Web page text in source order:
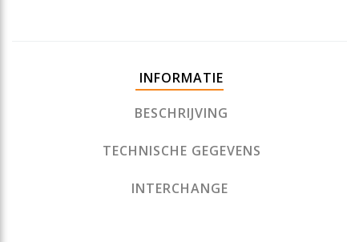
INFORMATIE
BESCHRIJVING
TECHNISCHE GEGEVENS
INTERCHANGE